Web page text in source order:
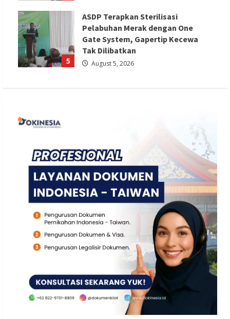
5
ASDP Terapkan Sterilisasi
Pelabuhan Merak dengan One
Gate System, Gapertip Kecewa
Tak Dilibatkan
August 5, 2026